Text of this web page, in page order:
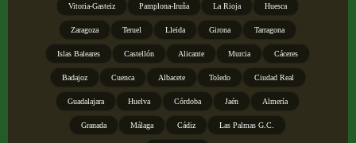
Vitoria-Gasteiz Pamplona-Iruña La Rioja Huesca
Zaragoza Teruel Lleida Girona Tarragona
Islas Baleares Castellón Alicante Murcia Cáceres
Badajoz Cuenca Albacete Toledo Ciudad Real
Guadalajara Huelva Córdoba Jaén Almería
Granada Málaga Cádiz Las Palmas G.C.